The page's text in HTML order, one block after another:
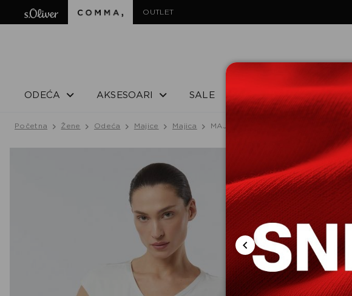
OUTLET
ODEĆA AKSESOARI SALE
Početna Žene Odeća Majice Majica MAJICA SA KRATKIM RUKAVIMA